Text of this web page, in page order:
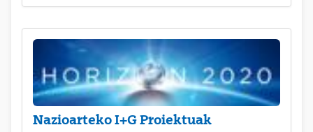
Nazioarteko I+G Proiektuak